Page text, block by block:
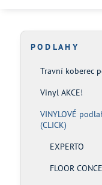
P O D L A H Y
Travní koberec
Vinyl AKCE!
VINYLOVÉ
(CLICK)
EXPERTO
FLOOR